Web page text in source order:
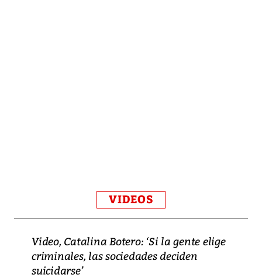
VIDEOS
Video, Catalina Botero: ‘Si la gente elige
criminales, las sociedades deciden
suicidarse’